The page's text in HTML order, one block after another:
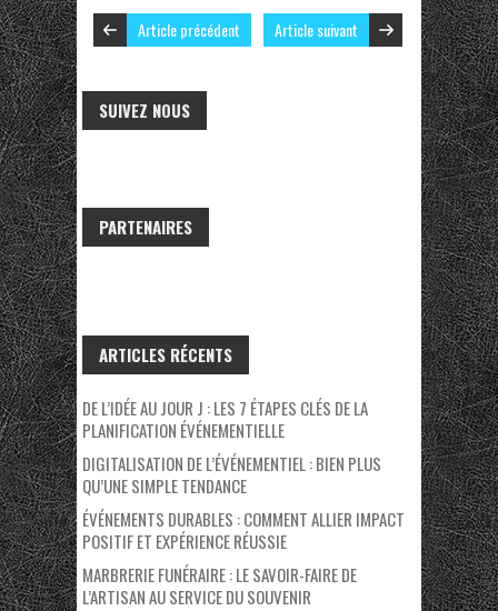
Article précédent Article suivant
SUIVEZ NOUS
PARTENAIRES
ARTICLES RÉCENTS
DE L’IDÉE AU JOUR J : LES 7 ÉTAPES CLÉS DE LA
PLANIFICATION ÉVÉNEMENTIELLE
DIGITALISATION DE L’ÉVÉNEMENTIEL : BIEN PLUS
QU’UNE SIMPLE TENDANCE
ÉVÉNEMENTS DURABLES : COMMENT ALLIER IMPACT
POSITIF ET EXPÉRIENCE RÉUSSIE
MARBRERIE FUNÉRAIRE : LE SAVOIR-FAIRE DE
L’ARTISAN AU SERVICE DU SOUVENIR